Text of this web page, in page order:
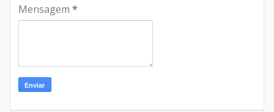
Mensagem *